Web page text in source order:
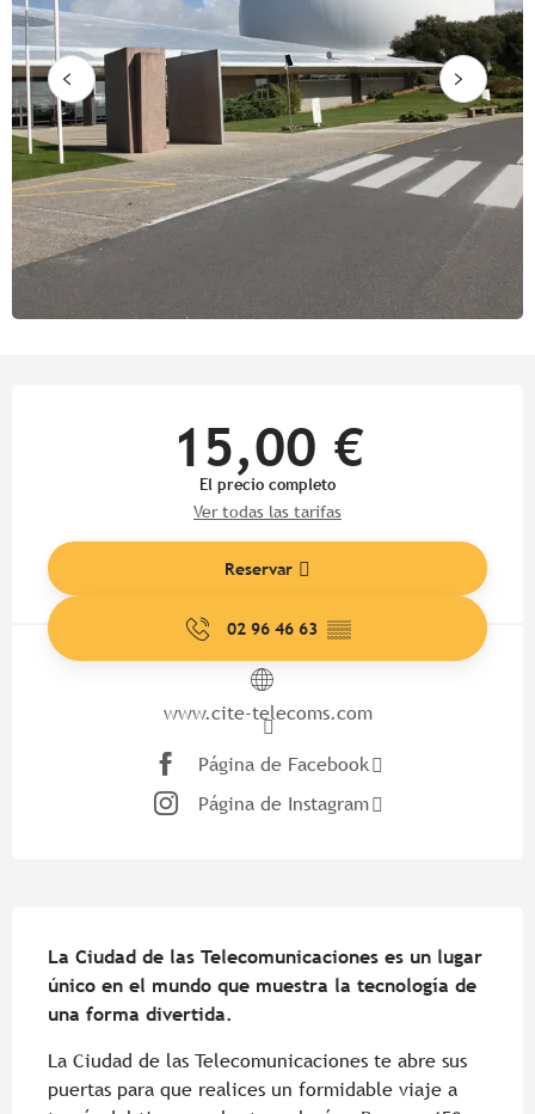
15,00 €
El precio completo
Ver todas las tarifas
Reservar
02 96 46 63 ▒▒
www.cite-telecoms.com
Página de Facebook
Página de Instagram
La Ciudad de las Telecomunicaciones es un lugar
único en el mundo que muestra la tecnología de
una forma divertida.
La Ciudad de las Telecomunicaciones te abre sus
puertas para que realices un formidable viaje a